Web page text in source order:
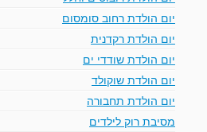
יום הולדת רחוב סומסום
יום הולדת רקדנית
יום הולדת שודדי ים
יום הולדת שוקולד
יום הולדת תחבורה
מסיבת רוק לילדים